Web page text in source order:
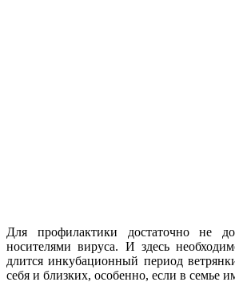
Для профилактики достаточно не
носителями вируса. И здесь
длится инкубационный период
себя и близких, особенно, если в семье